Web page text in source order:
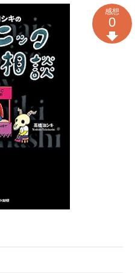
感想
0